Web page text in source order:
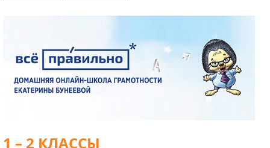
1 – 2 КЛАССЫ